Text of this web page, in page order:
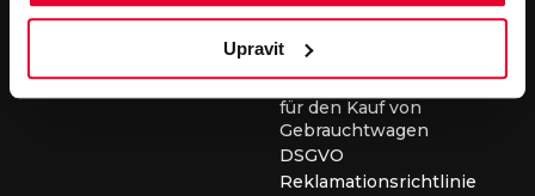
Upravit
für die Durchführung von
Allgemeine
Geschäftsbedingungen
für den Kauf von
Gebrauchtwagen
DSGVO
Reklamationsrichtlinie